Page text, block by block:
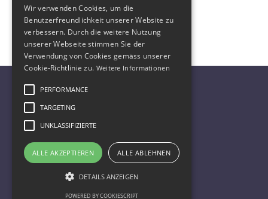
2026 © Copyright SPKF
Datenschutzhinweis | Impressum
Wir verwenden Cookies, um die
Benutzerfreundlichkeit unserer Website zu
verbessern. Durch die weitere Nutzung
unserer Webseite stimmen Sie der
Verwendung von Cookies gemäss unserer
Cookie-Richtlinie zu. Weitere Informationen
PERFORMANCE
TARGETING
UNKLASSIFIZIERTE
ALLE AKZEPTIEREN ALLE ABLEHNEN
DETAILS ANZEIGEN
POWERED BY COOKIESCRIPT